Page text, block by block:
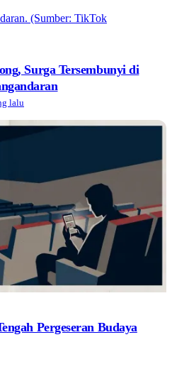
Surga Tersembunyi di
lalu
Pergeseran Budaya